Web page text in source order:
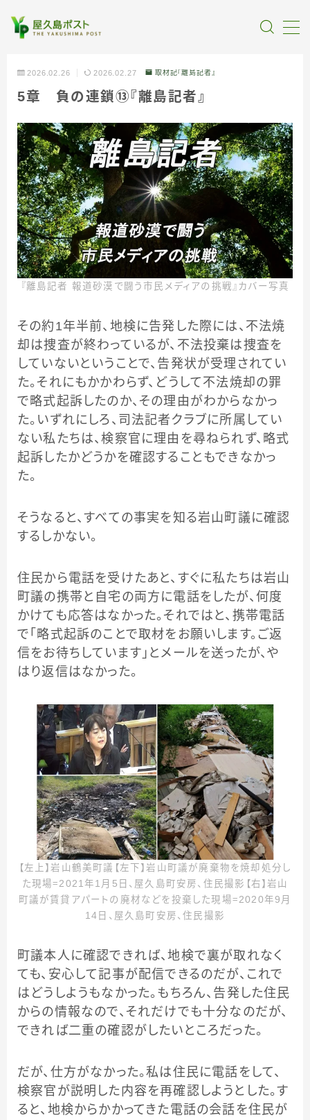
全記事カテゴリー
私たちについて
受賞・報道
情報提供
2026.02.26 2026.02.27 取材記『離島記者』
5章 負の連鎖⑬『離島記者』
『離島記者 報道砂漠で闘う市民メディアの挑戦』カバー写真
その約1年半前、地検に告発した際には、不法焼
却は捜査が終わっているが、不法投棄は捜査を
していないということで、告発状が受理されてい
た。それにもかかわらず、どうして不法焼却の罪
で略式起訴したのか、その理由がわからなかっ
た。いずれにしろ、司法記者クラブに所属してい
ない私たちは、検察官に理由を尋ねられず、略式
起訴したかどうかを確認することもできなかっ
た。
そうなると、すべての事実を知る岩山町議に確認
するしかない。
住民から電話を受けたあと、すぐに私たちは岩山
町議の携帯と自宅の両方に電話をしたが、何度
かけても応答はなかった。それではと、携帯電話
で「略式起訴のことで取材をお願いします。ご返
信をお待ちしています」とメールを送ったが、や
はり返信はなかった。
【左上】岩山鶴美町議【左下】岩山町議が廃棄物を焼却処分し
た現場＝2021年1月5日、屋久島町安房、住民撮影【右】岩山
町議が賃貸アパートの廃材などを投棄した現場＝2020年9月
14日、屋久島町安房、住民撮影
町議本人に確認できれば、地検で裏が取れなく
ても、安心して記事が配信できるのだが、これで
はどうしようもなかった。もちろん、告発した住民
からの情報なので、それだけでも十分なのだが、
できれば二重の確認がしたいところだった。
だが、仕方がなかった。私は住民に電話をして、
検察官が説明した内容を再確認しようとした。す
ると、地検からかかってきた電話の会話を住民が